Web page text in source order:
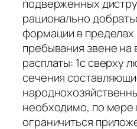
подвер­женных
рационально
формации в
пребывания звене на
расплаты: 1с сверху
сечения
необходимо, по мере
ограничиться